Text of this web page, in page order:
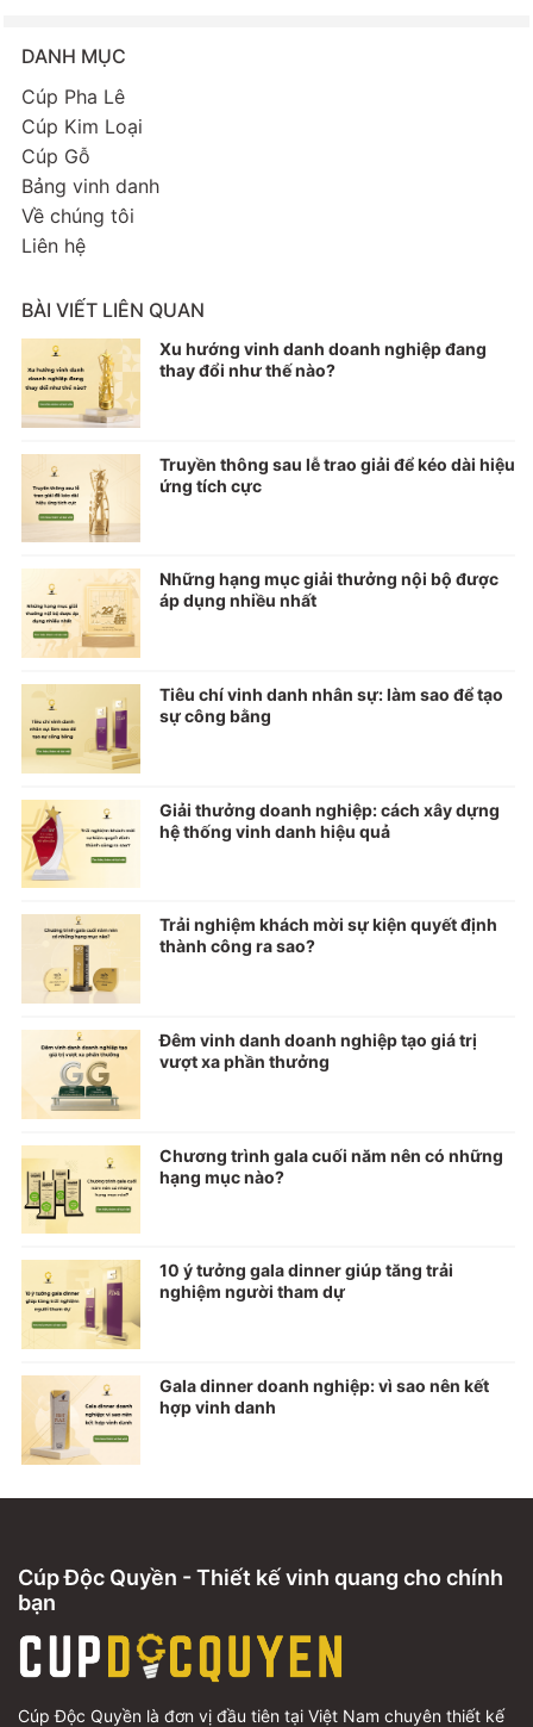
DANH MỤC
Cúp Pha Lê
Cúp Kim Loại
Cúp Gỗ
Bảng vinh danh
Về chúng tôi
Liên hệ
BÀI VIẾT LIÊN QUAN
Xu hướng vinh danh doanh nghiệp đang
thay đổi như thế nào?
Truyền thông sau lễ trao giải để kéo dài hiệu
ứng tích cực
Những hạng mục giải thưởng nội bộ được
áp dụng nhiều nhất
Tiêu chí vinh danh nhân sự: làm sao để tạo
sự công bằng
Giải thưởng doanh nghiệp: cách xây dựng
hệ thống vinh danh hiệu quả
Trải nghiệm khách mời sự kiện quyết định
thành công ra sao?
Đêm vinh danh doanh nghiệp tạo giá trị
vượt xa phần thưởng
Chương trình gala cuối năm nên có những
hạng mục nào?
10 ý tưởng gala dinner giúp tăng trải
nghiệm người tham dự
Gala dinner doanh nghiệp: vì sao nên kết
hợp vinh danh
Cúp Độc Quyền - Thiết kế vinh quang cho chính
bạn
Cúp Độc Quyền là đơn vị đầu tiên tại Việt Nam chuyên thiết kế